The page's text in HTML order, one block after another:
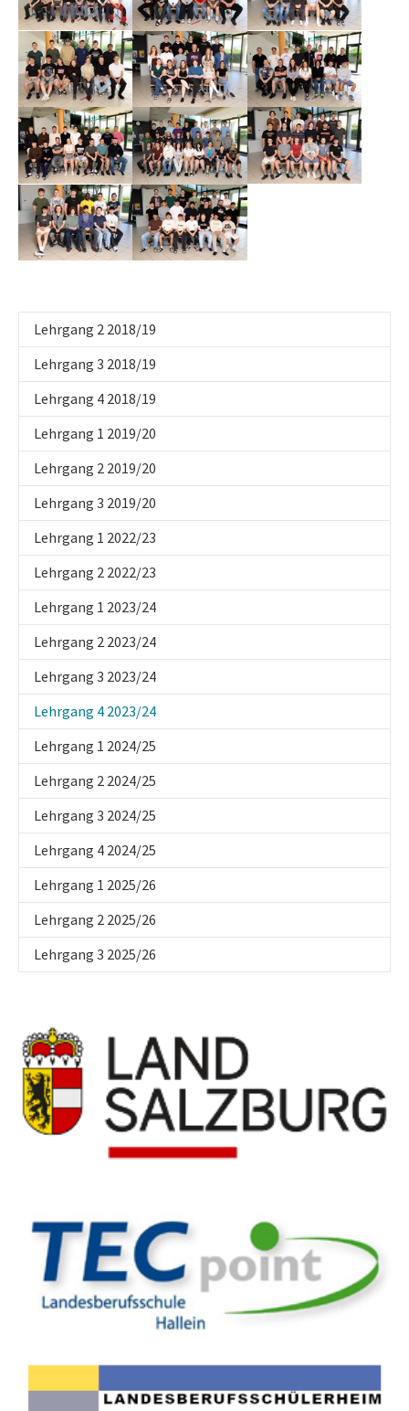
Show larger versionShow larger versionShow larger version
Show larger versionShow larger versionShow larger version
Show larger versionShow larger version
Lehrgang 2 2018/19
Lehrgang 3 2018/19
Lehrgang 4 2018/19
Lehrgang 1 2019/20
Lehrgang 2 2019/20
Lehrgang 3 2019/20
Lehrgang 1 2022/23
Lehrgang 2 2022/23
Lehrgang 1 2023/24
Lehrgang 2 2023/24
Lehrgang 3 2023/24
Lehrgang 4 2023/24(current)
Lehrgang 1 2024/25
Lehrgang 2 2024/25
Lehrgang 3 2024/25
Lehrgang 4 2024/25
Lehrgang 1 2025/26
Lehrgang 2 2025/26
Lehrgang 3 2025/26